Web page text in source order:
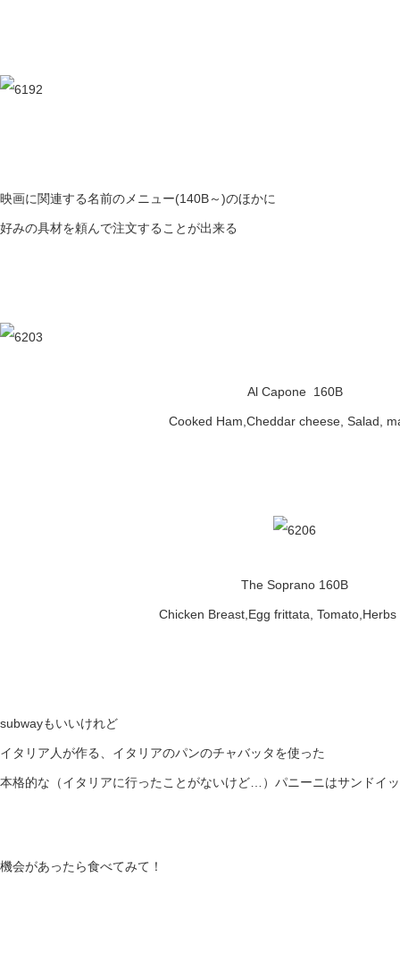
映画に関連する名前のメニュー(140B～)のほかに
好みの具材を頼んで注文することが出来る
Al Capone 160B
Cooked Ham,Cheddar cheese, Salad,
The Soprano 160B
Chicken Breast,Egg frittata, Tomato,Herbs
subwayもいいけれど
イタリア人が作る、イタリアのパンのチャバッタを使った
本格的な（イタリアに行ったことがないけど…）パニーニはサンドイ
機会があったら食べてみて！